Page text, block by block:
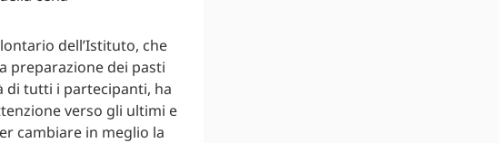
dell’Istituto, che
preparazione dei pasti
di tutti i partecipanti, ha
verso gli ultimi e
cambiare in meglio la